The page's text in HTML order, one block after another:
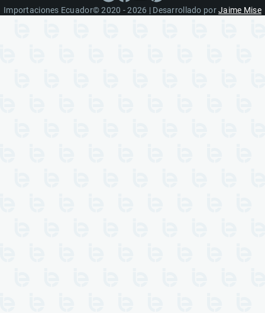
Importaciones Ecuador© 2020 - 2026 | Desarrollado porJaime Mise